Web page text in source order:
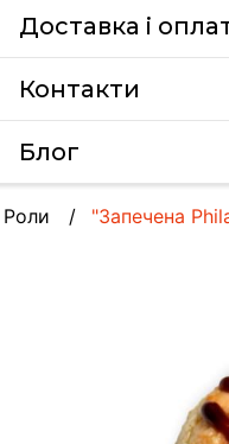
Доставка i
Контакти
Блог
Роли "Запечена